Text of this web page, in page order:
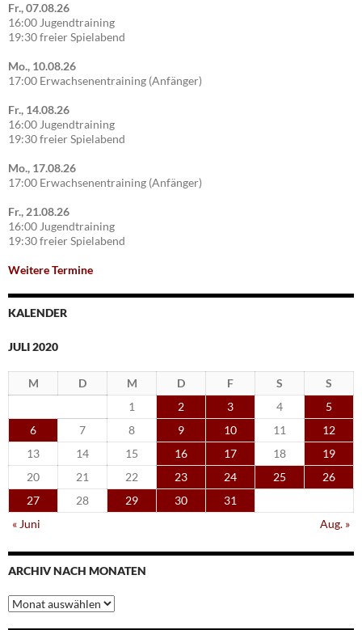
Fr., 07.08.26
16:00 Jugendtraining
19:30 freier Spielabend
Mo., 10.08.26
17:00 Erwachsenentraining (Anfänger)
Fr., 14.08.26
16:00 Jugendtraining
19:30 freier Spielabend
Mo., 17.08.26
17:00 Erwachsenentraining (Anfänger)
Fr., 21.08.26
16:00 Jugendtraining
19:30 freier Spielabend
Weitere Termine
KALENDER
JULI 2020
M D M D F S
S
1
2 3 4
5
6
7 8 9 10 11
12
13
14 15 16 17 18
19
20
21 22 23 24 25
26
27
28 29 30
31
« Juni
Aug. »
ARCHIV NACH MONATEN
Archiv
nach